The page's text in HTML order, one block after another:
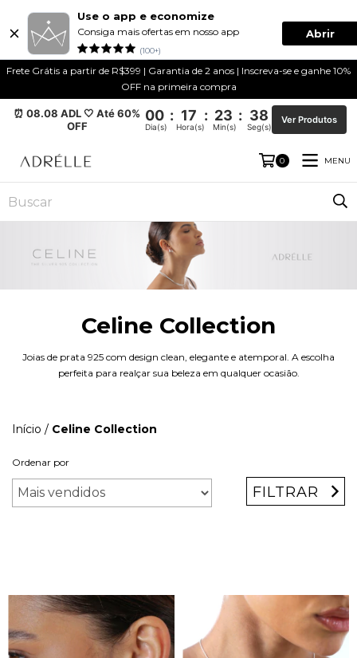
Use o app e economize
Consiga mais ofertas em nosso app
(100+)
Abrir
Frete Grátis a partir de R$399 | Garantia de 2 anos | Inscreva-se e ganhe 10%
OFF na primeira compra
⏰ 08.08 ADL 🤍 Até 60%
OFF
00 : 17 : 23 : 37
Dia(s) Hora(s) Min(s) Seg(s)
Ver Produtos
0 MENU
Celine Collection
Joias de prata 925 com design clean, elegante e atemporal. A escolha
perfeita para realçar sua beleza em qualquer ocasião.
Início / Celine Collection
Ordenar por
FILTRAR